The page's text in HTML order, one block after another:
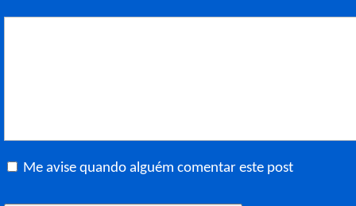
Me avise quando alguém comentar este post